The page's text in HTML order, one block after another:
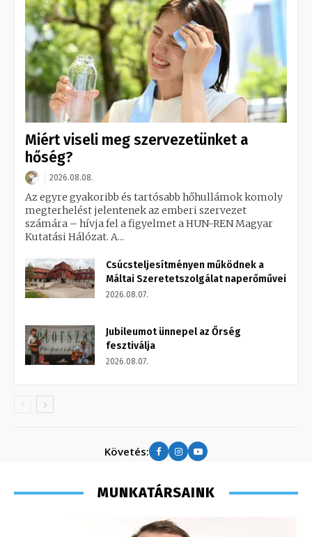
Miért viseli meg szervezetünket a
hőség?
2026.08.08.
Az egyre gyakoribb és tartósabb hőhullámok komoly
megterhelést jelentenek az emberi szervezet
számára – hívja fel a figyelmet a HUN-REN Magyar
Kutatási Hálózat. A...
Csúcsteljesítményen működnek a
Máltai Szeretetszolgálat naperőművei
2026.08.07.
Jubileumot ünnepel az Őrség
fesztiválja
2026.08.07.
Követés:
MUNKATÁRSAINK